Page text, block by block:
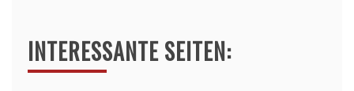
INTERESSANTE SEITEN: